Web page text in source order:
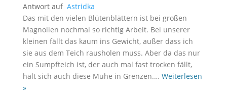
Antwort auf Astridka
Das mit den vielen Blütenblättern ist bei großen
Magnolien nochmal so richtig Arbeit. Bei unserer
kleinen fällt das kaum ins Gewicht, außer dass ich
sie aus dem Teich rausholen muss. Aber da das nur
ein Sumpfteich ist, der auch mal fast trocken fällt,
hält sich auch diese Mühe in Grenzen.… Weiterlesen
»